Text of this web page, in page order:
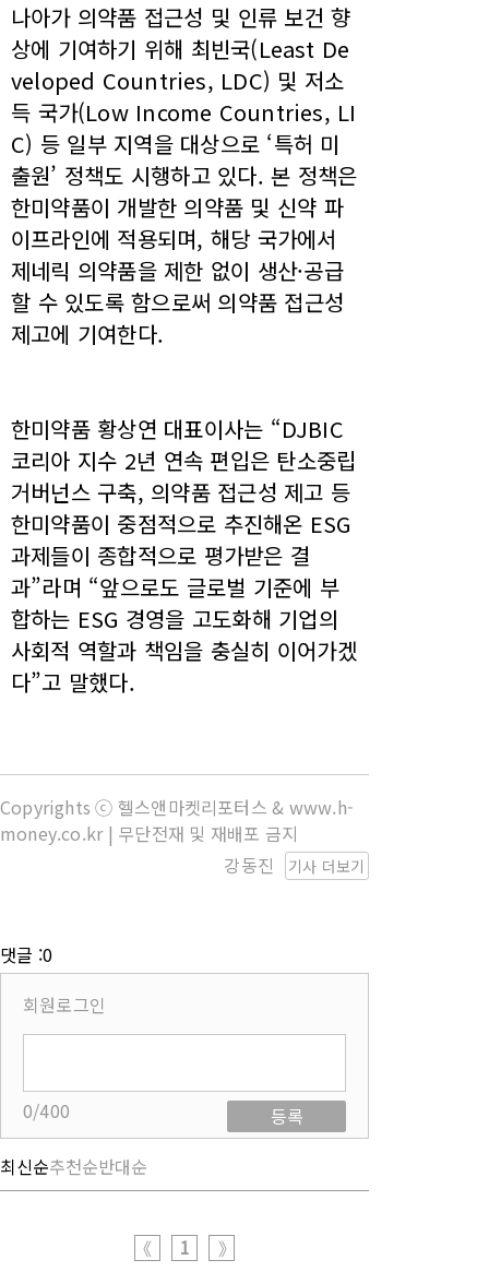
나아가 의약품 접근성 및 인류 보건 향
상에 기여하기 위해 최빈국(Least De
veloped Countries, LDC) 및 저소
득 국가(Low Income Countries, LI
C) 등 일부 지역을 대상으로 ‘특허 미
출원’ 정책도 시행하고 있다. 본 정책은
한미약품이 개발한 의약품 및 신약 파
이프라인에 적용되며, 해당 국가에서
제네릭 의약품을 제한 없이 생산·공급
할 수 있도록 함으로써 의약품 접근성
제고에 기여한다.
한미약품 황상연 대표이사는 “DJBIC
코리아 지수 2년 연속 편입은 탄소중립
거버넌스 구축, 의약품 접근성 제고 등
한미약품이 중점적으로 추진해온 ESG
과제들이 종합적으로 평가받은 결
과”라며 “앞으로도 글로벌 기준에 부
합하는 ESG 경영을 고도화해 기업의
사회적 역할과 책임을 충실히 이어가겠
다”고 말했다.
Copyrights ⓒ 헬스앤마켓리포터스 & www.h-
money.co.kr | 무단전재 및 재배포 금지
기사 더보기
강동진
댓글 :0
회원로그인
0/400
등록
최신순추천순반대순
《 1 》